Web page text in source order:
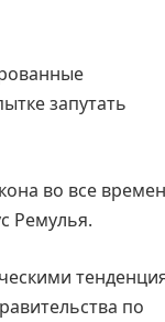
запутать
во все
Ремулья.
по